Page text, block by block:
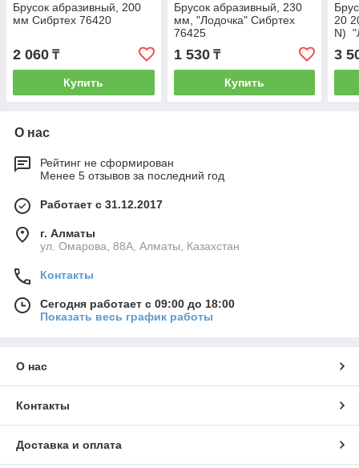
Брусок абразивный, 200
мм Сибртех 76420
2 060 ₸
Купить
Брусок абразивный, 230
мм, "Лодочка" Сибртех
76425
1 530₸
Купить
20
N)
3
О нас
Рейтинг не сформирован
Менее 5 отзывов за последний год
Работает с 31.12.2017
г. Алматы
ул. Омарова, 88А, Алматы, Казахстан
Контакты
Сегодня работает с 09:00 до 18:00
Показать весь график работы
О нас
Контакты
Доставка и оплата